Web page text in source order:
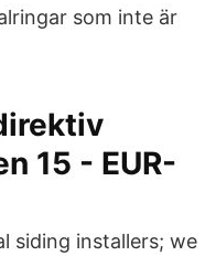
som inte är
15 - EUR-
siding installers; we